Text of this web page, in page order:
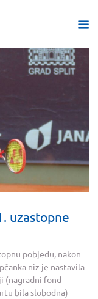
uzastopne
pobjedu, nakon
niz je nastavila
(nagradni fond
bila slobodna)